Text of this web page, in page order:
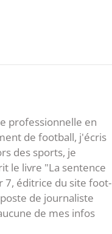
professionnelle en
de football, j'écris
des sports, je
le livre "La sentence
7, éditrice du site foot-
de journaliste
de mes infos